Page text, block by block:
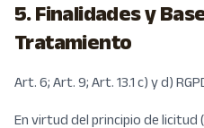
5. Finalidades y
Tratamiento
Art. 6; Art. 9; Art. 13.1 c) y d)
En virtud del principio de licitud